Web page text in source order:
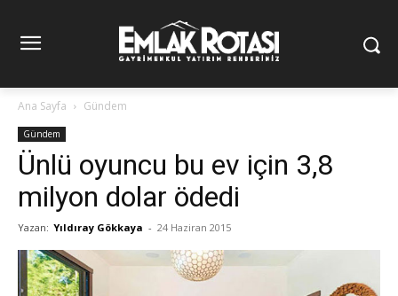
Ana Sayfa Gündem
Gündem
Ünlü oyuncu bu ev için 3,8
milyon dolar ödedi
Yazan: Yıldıray Gökkaya - 24 Haziran 2015